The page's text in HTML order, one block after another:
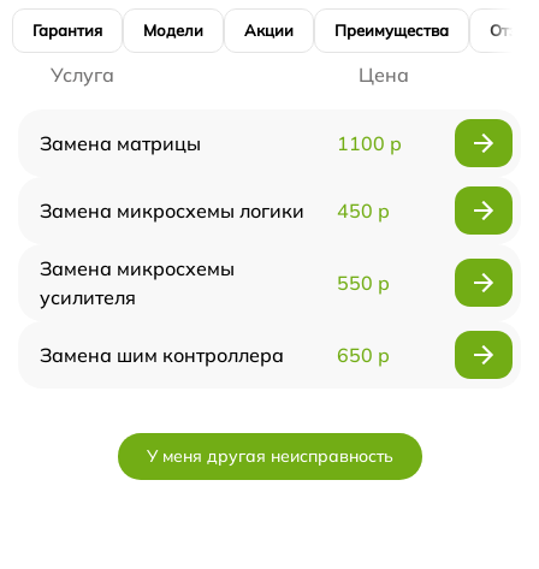
Гарантия Модели Акции Преимущества
Услуга Цена
Замена матрицы 1100 р
Замена микросхемы логики 450 р
Замена микросхемы
усилителя
550 р
Замена шим контроллера 650 р
У меня другая неисправность